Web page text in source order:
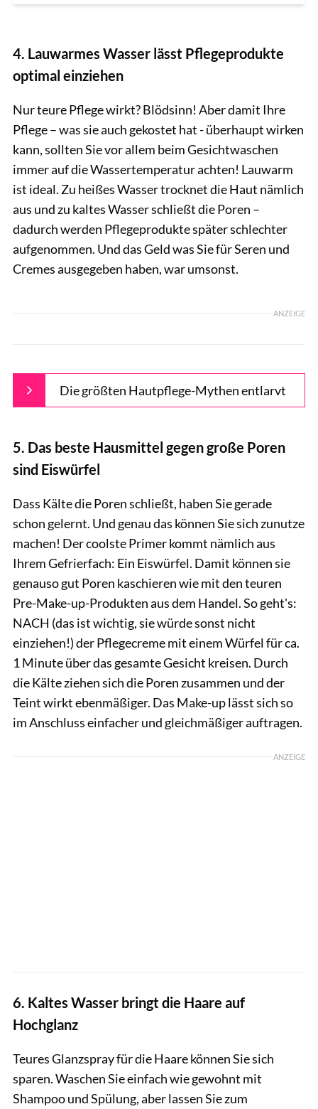
4. Lauwarmes Wasser lässt Pflegeprodukte
optimal einziehen
Nur teure Pflege wirkt? Blödsinn! Aber damit Ihre
Pflege – was sie auch gekostet hat - überhaupt wirken
kann, sollten Sie vor allem beim Gesichtwaschen
immer auf die Wassertemperatur achten! Lauwarm
ist ideal. Zu heißes Wasser trocknet die Haut nämlich
aus und zu kaltes Wasser schließt die Poren –
dadurch werden Pflegeprodukte später schlechter
aufgenommen. Und das Geld was Sie für Seren und
Cremes ausgegeben haben, war umsonst.
ANZEIGE
Die größten Hautpflege-Mythen entlarvt
5. Das beste Hausmittel gegen große Poren
sind Eiswürfel
Dass Kälte die Poren schließt, haben Sie gerade
schon gelernt. Und genau das können Sie sich zunutze
machen! Der coolste Primer kommt nämlich aus
Ihrem Gefrierfach: Ein Eiswürfel. Damit können sie
genauso gut Poren kaschieren wie mit den teuren
Pre-Make-up-Produkten aus dem Handel. So geht's:
NACH (das ist wichtig, sie würde sonst nicht
einziehen!) der Pflegecreme mit einem Würfel für ca.
1 Minute über das gesamte Gesicht kreisen. Durch
die Kälte ziehen sich die Poren zusammen und der
Teint wirkt ebenmäßiger. Das Make-up lässt sich so
im Anschluss einfacher und gleichmäßiger auftragen.
ANZEIGE
6. Kaltes Wasser bringt die Haare auf
Hochglanz
Teures Glanzspray für die Haare können Sie sich
sparen. Waschen Sie einfach wie gewohnt mit
Shampoo und Spülung, aber lassen Sie zum